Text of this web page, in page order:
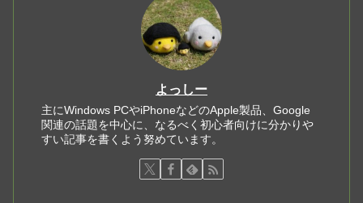
よっしー
主にWindows PCやiPhoneなどのApple製品、Google
関連の話題を中心に、なるべく初心者向けに分かりや
すい記事を書くよう努めています。